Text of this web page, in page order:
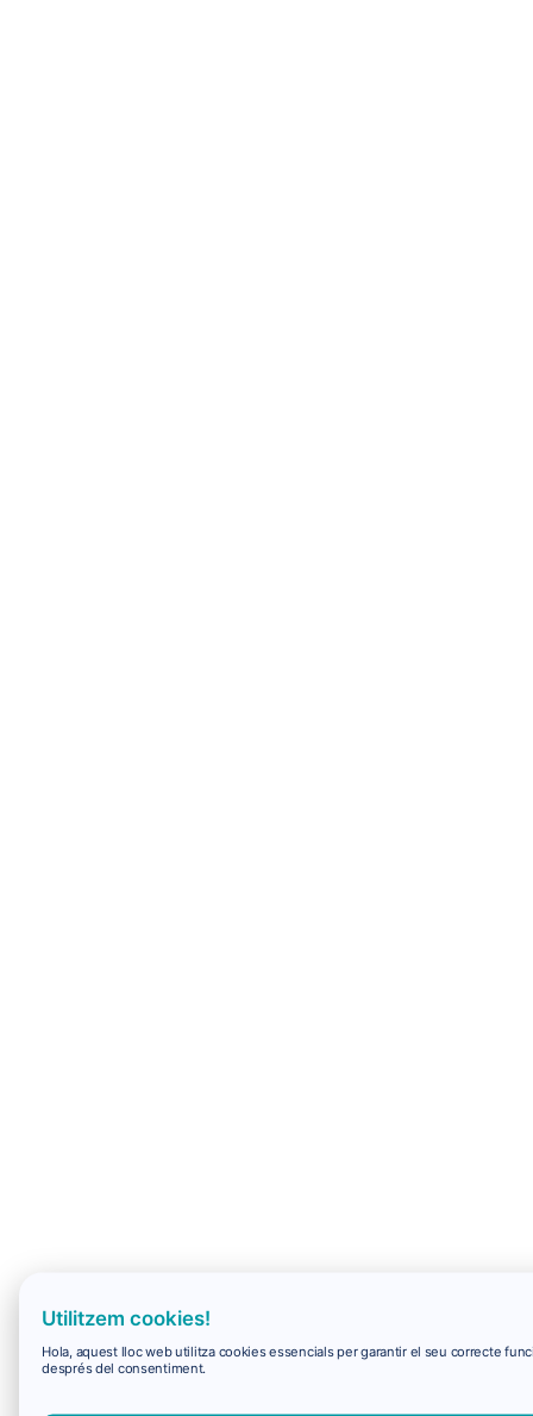
Utilitzem cookies!
Hola, aquest lloc web utilitza cookies essencials per garantir el seu correcte
després del consentiment.